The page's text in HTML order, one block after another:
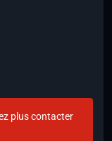
plus contacter